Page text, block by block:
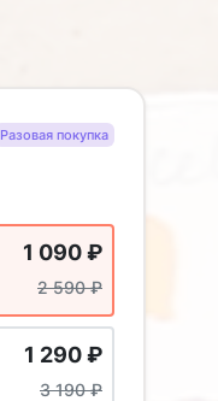
Разовая покупка
1 090₽
2 590₽
1 290₽
3 190₽